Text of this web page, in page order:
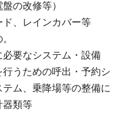
の改修等）
ド、レインカバー等
必要なシステム・設備
うための呼出・予約シ
ム、乗降場等の整備に
器類等